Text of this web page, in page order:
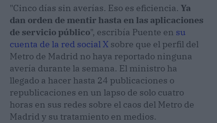
"Cinco días sin averías. Eso es eficiencia. Ya
dan orden de mentir hasta en las aplicaciones
de servicio público", escribía Puente en su
cuenta de la red social X sobre que el perfil del
Metro de Madrid no haya reportado ninguna
avería durante la semana. El ministro ha
llegado a hacer hasta 24 publicaciones o
republicaciones en un lapso de solo cuatro
horas en sus redes sobre el caos del Metro de
Madrid y su tratamiento en medios.